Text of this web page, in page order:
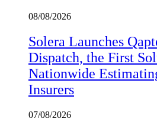
08/08/2026
Solera Launches
Dispatch, the First
Nationwide
Insurers
07/08/2026